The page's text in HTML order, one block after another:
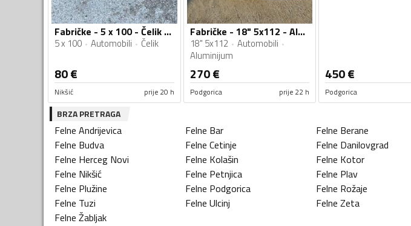
Fabričke - 5 x 100 - Čelik felne
5 x 100 Automobili Čelik
80€
Nikšić prije 20 h
Fabričke - 18" 5x112 - Aluminijum felne
18" 5x112
Automobili
Aluminijum
270€
Podgorica prije 22 h
450€
Podgorica
BRZA PRETRAGA
Felne Andrijevica Felne Bar Felne Berane
Felne Budva Felne Cetinje Felne Danilovgrad
Felne Herceg Novi Felne Kolašin Felne Kotor
Felne Nikšić Felne Petnjica Felne Plav
Felne Plužine Felne Podgorica Felne Rožaje
Felne Tuzi Felne Ulcinj Felne Zeta
Felne Žabljak